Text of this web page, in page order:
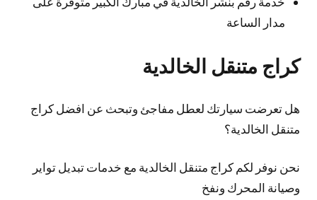
مدار الساعة
كراج متنقل الخالدية
هل تعرضت سيارتك لعطل مفاجئ وتبحث عن افضل كراج
متنقل الخالدية؟
نحن نوفر لكم كراج متنقل الخالدية مع خدمات تبديل تواير
وصيانة المحرك ونفخ